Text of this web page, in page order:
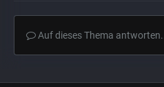
Auf dieses Thema